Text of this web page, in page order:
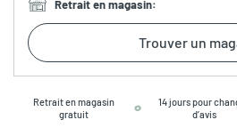
Retrait en magasin:
Trouver un
Retrait en magasin
gratuit
14 jours pour
d’avis